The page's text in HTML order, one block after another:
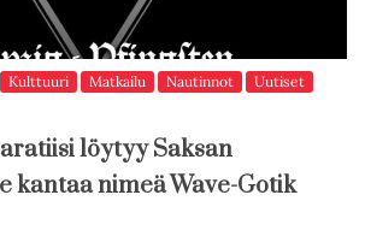
Kulttuuri Matkailu Nautinnot
Uutiset
löytyy Saksan
kantaa nimeä Wave-Gotik